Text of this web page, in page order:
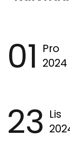
01 Pro
2024
23 Lis